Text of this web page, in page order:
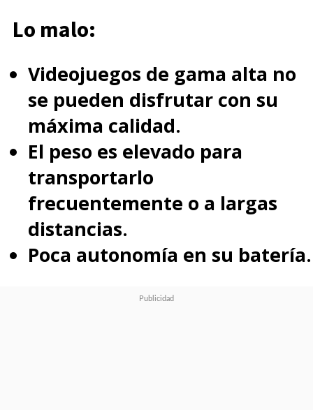
Lo malo:
Videojuegos de gama alta no
se pueden disfrutar con su
máxima calidad.
El peso es elevado para
transportarlo
frecuentemente o a largas
distancias.
Poca autonomía en su batería.